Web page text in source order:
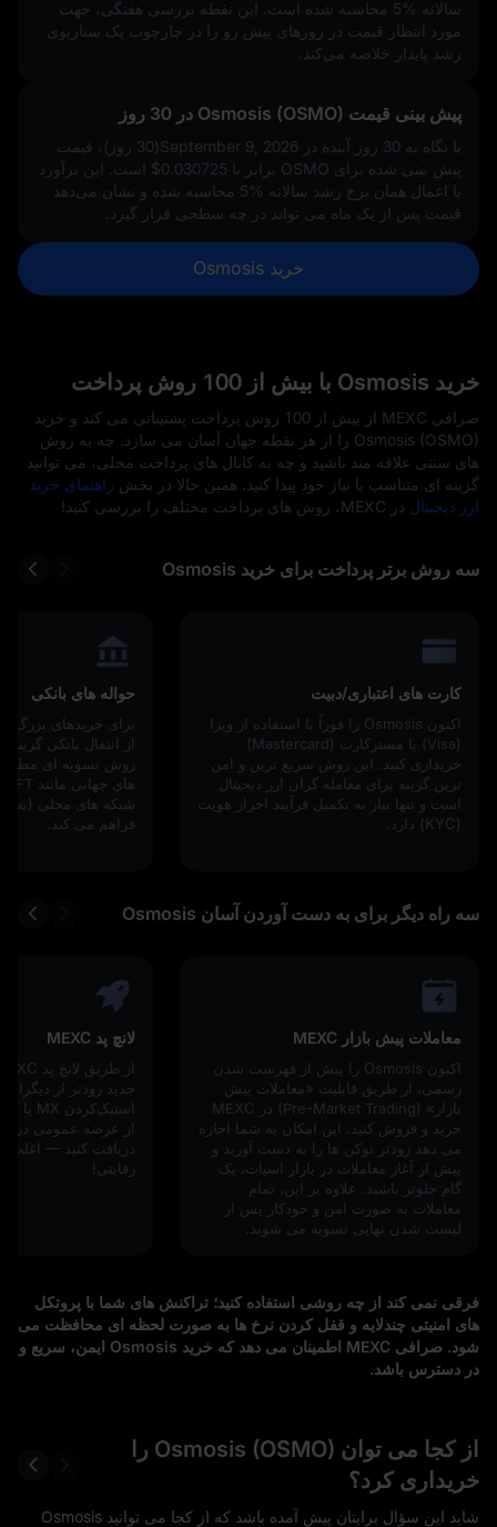
سالانه 5% محاسبه شده است. این نقطه بررسی هفتگی، جهت
مورد انتظار قیمت در روزهای پیش‌ رو را در چارچوب یک سناریوی
رشد پایدار خلاصه می‌کند.
پیش‌ بینی قیمت Osmosis (OSMO) در 30 روز
با نگاه به 30 روز آینده در September 9, 2026(30 روز)، قیمت
پیش‌ بینی‌ شده برای OSMO برابر با
$0.030725 است. این برآورد
با اعمال همان نرخ رشد سالانه 5% محاسبه شده و نشان می‌دهد
قیمت پس از یک ماه می‌ تواند در چه سطحی قرار گیرد.
خرید Osmosis
خرید Osmosis با بیش از 100 روش پرداخت
صرافی MEXC از بیش از 100 روش پرداخت پشتیبانی می‌ کند و خرید
Osmosis (OSMO) را از هر نقطه جهان آسان می‌ سازد. چه به روش‌
های سنتی علاقه‌ مند باشید و چه به کانال‌ های پرداخت محلی، می‌ توانید
گزینه‌ ای متناسب با نیاز خود پیدا کنید. همین حالا در بخش راهنمای خرید
ارز دیجیتال در MEXC، روش‌ های پرداخت مختلف را بررسی کنید!
سه روش برتر پرداخت برای خرید Osmosis
کارت‌ های اعتباری/دبیت
اکنون Osmosis را فوراً با استفاده از ویزا
(Visa) یا مسترکارت (Mastercard)
خریداری کنید. این روش سریع‌ ترین و امن‌
ترین گزینه برای معامله‌ گران ارز دیجیتال
است و تنها نیاز به تکمیل فرآیند احراز هویت
(KYC) دارد.
حواله‌ های بانکی
از انتقال بانکی
روش تسویه‌ ای
شبکه‌ های محلی
فراهم می‌ کند.
سه راه دیگر برای به دست آوردن آسان Osmosis
معاملات پیش‌ بازار MEXC
اکنون Osmosis را پیش از فهرست‌ شدن
رسمی، از طریق قابلیت «معاملات پیش‌
بازار» (Pre-Market Trading) در MEXC
خرید و فروش کنید. این امکان به شما اجازه
می‌ دهد زودتر توکن‌ ها را به دست آورید و
پیش از آغاز معاملات در بازار اسپات، یک
گام جلوتر باشید. علاوه بر این، تمام
معاملات به‌ صورت امن و خودکار پس از
لیست‌ شدن نهایی تسویه می‌ شوند.
لانچ پد MEXC
جدید زودتر از
از عرضه عمومی در
دریافت کنید — اغلب
رقابتی!
فرقی نمی‌ کند از چه روشی استفاده کنید؛ تراکنش‌ های شما با پروتکل‌
های امنیتی چندلایه و قفل‌ کردن نرخ‌ ها به‌ صورت لحظه‌ ای محافظت می‌
شود. صرافی MEXC اطمینان می‌ دهد که خرید Osmosis ایمن، سریع و
در دسترس باشد.
از کجا می‌ توان Osmosis (OSMO) را
خریداری کرد؟
شاید این سؤال برایتان پیش آمده باشد که از کجا می‌ توانید Osmosis